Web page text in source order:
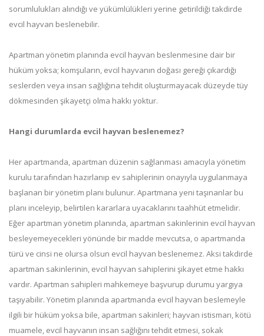
sorumlulukları alındığı ve yükümlülükleri yerine getirildiği takdirde
evcil hayvan beslenebilir.
Apartman yönetim planında evcil hayvan beslenmesine dair bir
hüküm yoksa; komşuların, evcil hayvanın doğası gereği çıkardığı
seslerden veya insan sağlığına tehdit oluşturmayacak düzeyde tüy
dökmesinden şikayetçi olma hakkı yoktur.
Hangi durumlarda evcil hayvan beslenemez?
Her apartmanda, apartman düzenin sağlanması amacıyla yönetim
kurulu tarafından hazırlanıp ev sahiplerinin onayıyla uygulanmaya
başlanan bir yönetim planı bulunur. Apartmana yeni taşınanlar bu
planı inceleyip, belirtilen kararlara uyacaklarını taahhüt etmelidir.
Eğer apartman yönetim planında, apartman sakinlerinin evcil hayvan
besleyemeyecekleri yönünde bir madde mevcutsa, o apartmanda
türü ve cinsi ne olursa olsun evcil hayvan beslenemez. Aksi takdirde
apartman sakinlerinin, evcil hayvan sahiplerini şikayet etme hakkı
vardır. Apartman sahipleri mahkemeye başvurup durumu yargıya
taşıyabilir. Yönetim planında apartmanda evcil hayvan beslemeyle
ilgili bir hüküm yoksa bile, apartman sakinleri; hayvan istismarı, kötü
muamele, evcil hayvanın insan sağlığını tehdit etmesi, sokak